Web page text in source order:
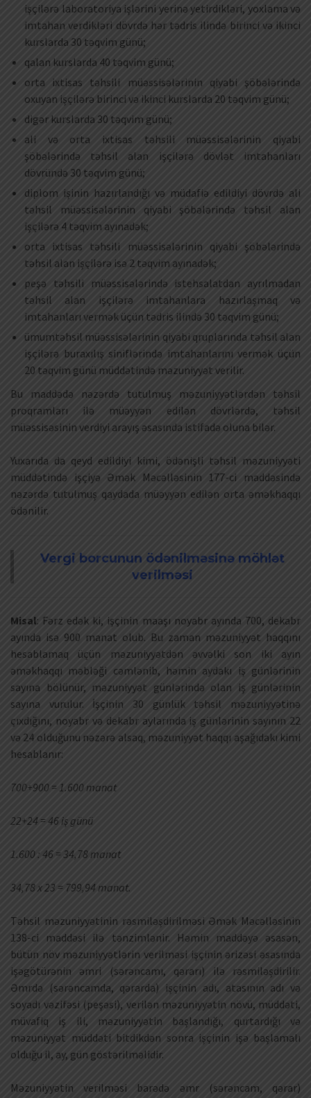
işçilərə laboratoriya işlərini yerinə yetirdikləri, yoxlama və
imtahan verdikləri dövrdə hər tədris ilində birinci və ikinci
kurslarda 30 təqvim günü;
qalan kurslarda 40 təqvim günü;
orta ixtisas təhsili müəssisələrinin qiyabi şöbələrində
oxuyan işçilərə birinci və ikinci kurslarda 20 təqvim günü;
digər kurslarda 30 təqvim günü;
ali və orta ixtisas təhsili müəssisələrinin qiyabi
şöbələrində təhsil alan işçilərə dövlət imtahanları
dövründə 30 təqvim günü;
diplom işinin hazırlandığı və müdafiə edildiyi dövrdə ali
təhsil müəssisələrinin qiyabi şöbələrində təhsil alan
işçilərə 4 təqvim ayınadək;
orta ixtisas təhsili müəssisələrinin qiyabi şöbələrində
təhsil alan işçilərə isə 2 təqvim ayınadək;
peşə təhsili müəssisələrində istehsalatdan ayrılmadan
təhsil alan işçilərə imtahanlara hazırlaşmaq və
imtahanları vermək üçün tədris ilində 30 təqvim günü;
ümumtəhsil müəssisələrinin qiyabi qruplarında təhsil alan
işçilərə buraxılış siniflərində imtahanlarını vermək üçün
20 təqvim günü müddətində məzuniyyət verilir.
Bu maddədə nəzərdə tutulmuş məzuniyyətlərdən təhsil
proqramları ilə müəyyən edilən dövrlərdə, təhsil
müəssisəsinin verdiyi arayış əsasında istifadə oluna bilər.
Yuxarıda da qeyd edildiyi kimi, ödənişli təhsil məzuniyyəti
müddətində işçiyə Əmək Məcəlləsinin 177-ci maddəsində
nəzərdə tutulmuş qaydada müəyyən edilən orta əməkhaqqı
ödənilir.
Vergi borcunun ödənilməsinə möhlət
verilməsi
Misal: Fərz edək ki, işçinin maaşı noyabr ayında 700, dekabr
ayında isə 900 manat olub. Bu zaman məzuniyyət haqqını
hesablamaq üçün məzuniyyətdən əvvəlki son iki ayın
əməkhaqqı məbləği cəmlənib, həmin aydakı iş günlərinin
sayına bölünür, məzuniyyət günlərində olan iş günlərinin
sayına vurulur. İşçinin 30 günlük təhsil məzuniyyətinə
çıxdığını, noyabr və dekabr aylarında iş günlərinin sayının 22
və 24 olduğunu nəzərə alsaq, məzuniyyət haqqı aşağıdakı kimi
hesablanır:
700+900 = 1.600 manat
22+24 = 46 iş günü
1.600 : 46 = 34,78 manat
34,78 x 23 = 799,94 manat.
Təhsil məzuniyyətinin rəsmiləşdirilməsi Əmək Məcəlləsinin
138-ci maddəsi ilə tənzimlənir. Həmin maddəyə əsasən,
bütün növ məzuniyyətlərin verilməsi işçinin ərizəsi əsasında
işəgötürənin əmri (sərəncamı, qərarı) ilə rəsmiləşdirilir.
Əmrdə (sərəncamda, qərarda) işçinin adı, atasının adı və
soyadı vəzifəsi (peşəsi), verilən məzuniyyətin növü, müddəti,
müvafiq iş ili, məzuniyyətin başlandığı, qurtardığı və
məzuniyyət müddəti bitdikdən sonra işçinin işə başlamalı
olduğu il, ay, gün göstərilməlidir.
Məzuniyyətin verilməsi barədə əmr (sərəncam, qərar)